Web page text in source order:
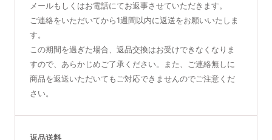
メールもしくはお電話にてお返事させていただきます。
ご連絡をいただいてから1週間以内に返送をお願いいたしま
す。
この期間を過ぎた場合、返品交換はお受けできなくなりま
すので、あらかじめご了承ください。また、ご連絡無しに
商品を返送いただいてもご対応できませんのでご注意くだ
さい。
返品送料